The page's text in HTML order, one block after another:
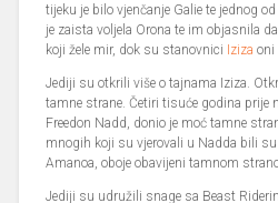
tijeku je bilo vjenčanje Galie te jednog
je zaista voljela Orona te im objasnila
koji žele mir, dok su stanovnici Iziza oni
Jediji su otkrili više o tajnama Iziza.
tamne strane. Četiri tisuće godina prije
Freedon Nadd, donio je moć tamne
mnogih koji su vjerovali u Nadda bili
Amanoa, oboje obavijeni tamnom
Jediji su udružili snage sa Beast